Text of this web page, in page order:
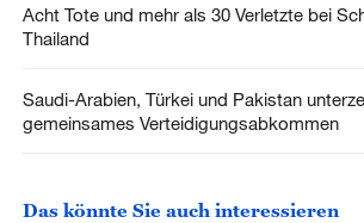
Acht Tote und mehr als 30 Verletzte bei
Thailand
Saudi-Arabien, Türkei und Pakistan
gemeinsames Verteidigungsabkommen
Das könnte Sie auch interessieren